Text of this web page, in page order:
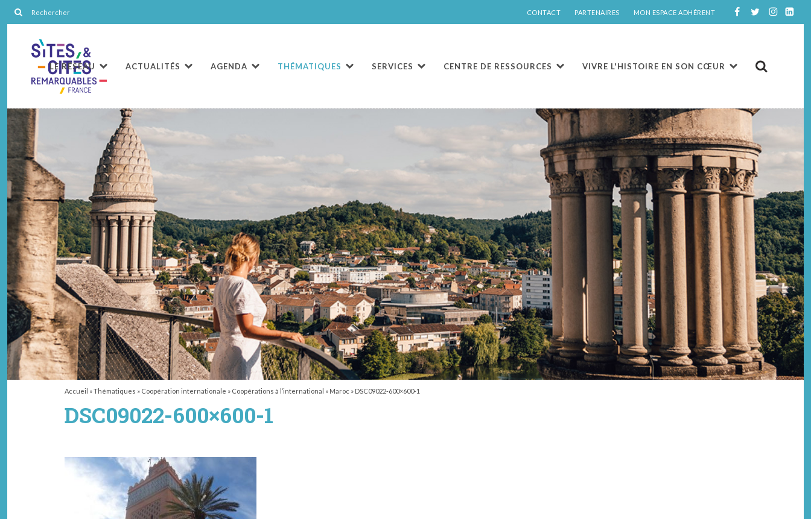
CONTACT PARTENAIRES MON ESPACE ADHÉRENT
LE RÉSEAU ACTUALITÉS AGENDA THÉMATIQUES SERVICES CENTRE DE RESSOURCES VIVRE L'HISTOIRE EN SON CŒUR
Accueil »Thématiques » Coopération internationale » Coopérations à l’international » Maroc » DSC09022-600×600-1
DSC09022-600×600-1